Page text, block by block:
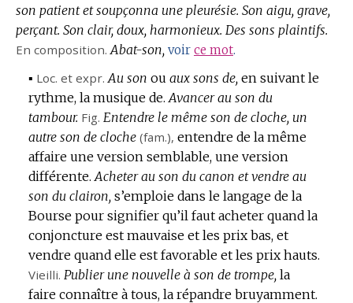
son patient et soupçonna une pleurésie. Son aigu, grave,
perçant. Son clair, doux, harmonieux. Des sons plaintifs.
En composition. Abat-son, voir ce mot.
▪ Loc. et expr. Au son ou aux sons de, en suivant le
rythme, la musique de. Avancer au son du
tambour. Fig. Entendre le même son de cloche, un
autre son de cloche (fam.), entendre de la même
affaire une version semblable, une version
différente. Acheter au son du canon et vendre au
son du clairon, s’emploie dans le langage de la
Bourse pour signifier qu’il faut acheter quand la
conjoncture est mauvaise et les prix bas, et
vendre quand elle est favorable et les prix hauts.
Vieilli. Publier une nouvelle à son de trompe, la
faire connaître à tous, la répandre bruyamment.